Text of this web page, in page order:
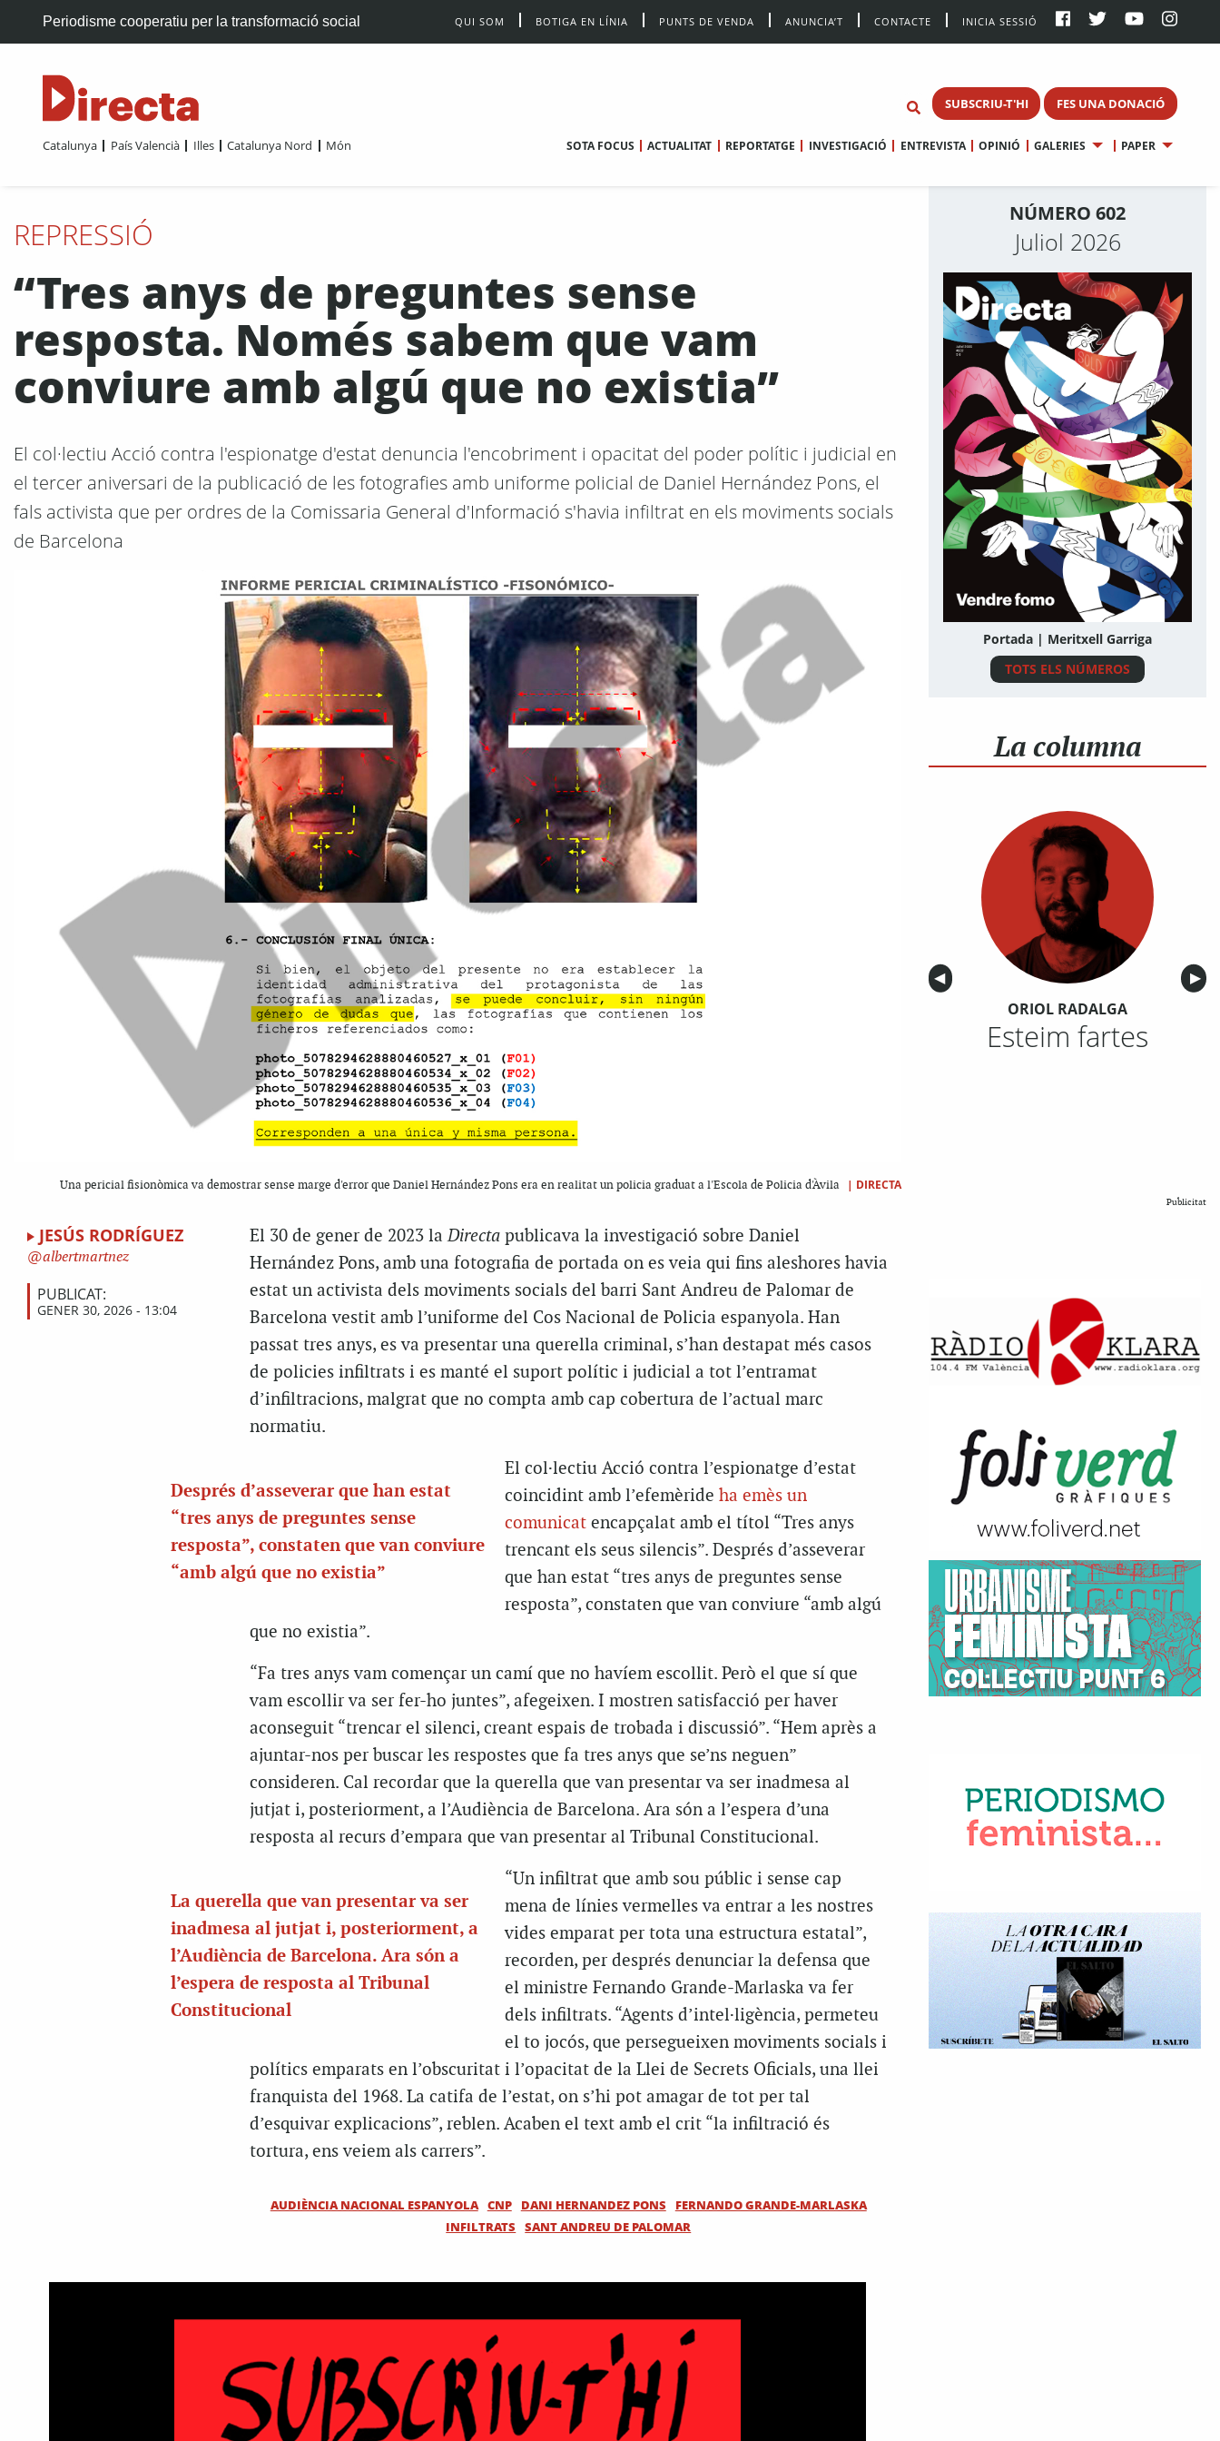
Periodisme cooperatiu per la transformació social QUI SOM BOTIGA EN LÍNIA PUNTS DE VENDA ANUNCIA’T CONTACTE INICIA SESSIÓ
SUBSCRIU-T'HI FES UNA DONACIÓ
Catalunya País Valencià Illes Catalunya Nord Món SOTA FOCUS ACTUALITAT REPORTATGE INVESTIGACIÓ ENTREVISTA OPINIÓ GALERIES PAPER
REPRESSIÓ
“Tres anys de preguntes sense
resposta. Només sabem que vam
conviure amb algú que no existia”
El col·lectiu Acció contra l'espionatge d'estat denuncia l'encobriment i opacitat del poder polític i judicial en
el tercer aniversari de la publicació de les fotografies amb uniforme policial de Daniel Hernández Pons, el
fals activista que per ordres de la Comissaria General d'Informació s'havia infiltrat en els moviments socials
de Barcelona
Una pericial fisionòmica va demostrar sense marge d'error que Daniel Hernández Pons era en realitat un policia graduat a l'Escola de Policia d'Àvila | DIRECTA
JESÚS RODRÍGUEZ
albertmartnez
PUBLICAT:
GENER 30, 2026 - 13:04
El 30 de gener de 2023 laDirectapublicava la investigació sobre Daniel
Hernández Pons, amb una fotografia de portada on es veia qui fins aleshores havia
estat un activista dels moviments socials del barri Sant Andreu de Palomar de
Barcelona vestit amb l’uniforme del Cos Nacional de Policia espanyola. Han
passat tres anys, es va presentar una querella criminal, s’han destapat més casos
de policies infiltrats i es manté el suport polític i judicial a tot l’entramat
d’infiltracions, malgrat que no compta amb cap cobertura de l’actual marc
normatiu.
Després d’asseverar que han estat
“tres anys de preguntes sense
resposta”, constaten que van conviure
“amb algú que no existia”
El col·lectiu Acció contra l’espionatge d’estat
coincidint amb l’efemèride ha emès un
comunicatencapçalat amb el títol “Tres anys
trencant els seus silencis”. Després d’asseverar
que han estat “tres anys de preguntes sense
resposta”, constaten que van conviure “amb algú
que no existia”.
“Fa tres anys vam començar un camí que no havíem escollit. Però el que sí que
vam escollir va ser fer-ho juntes”, afegeixen. I mostren satisfacció per haver
aconseguit “trencar el silenci, creant espais de trobada i discussió”. “Hem après a
ajuntar-nos per buscar les respostes que fa tres anys que se’ns neguen”
consideren. Cal recordar que la querella que van presentar va ser inadmesa al
jutjat i, posteriorment, a l’Audiència de Barcelona. Ara són a l’espera d’una
resposta al recurs d’empara que van presentar al Tribunal Constitucional.
La querella que van presentar va ser
inadmesa al jutjat i, posteriorment, a
l’Audiència de Barcelona. Ara són a
l’espera de resposta al Tribunal
Constitucional
“Un infiltrat que amb sou públic i sense cap
mena de línies vermelles va entrar a les nostres
vides emparat per tota una estructura estatal”,
recorden, per després denunciar la defensa que
el ministre Fernando Grande-Marlaska va fer
dels infiltrats. “Agents d’intel·ligència, permeteu
el to jocós, que persegueixen moviments socials i
polítics emparats en l’obscuritat i l’opacitat de la Llei de Secrets Oficials, una llei
franquista del 1968. La catifa de l’estat, on s’hi pot amagar de tot per tal
d’esquivar explicacions”, reblen. Acaben el text amb el crit “la infiltració és
tortura, ens veiem als carrers”.
AUDIÈNCIA NACIONAL ESPANYOLA CNP DANI HERNANDEZ PONS
FERNANDO GRANDE-MARLASKA
INFILTRATS
SANT ANDREU DE PALOMAR
NÚMERO 602
Juliol 2026
Portada | Meritxell Garriga
TOTS ELS NÚMEROS
La columna
Anterior
◀︎ ▶︎
ORIOL RADALGA
Esteim fartes
Publicitat